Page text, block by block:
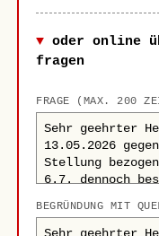
oder online
fragen
FRAGE (MAX. 200
BEGRÜNDUNG MIT